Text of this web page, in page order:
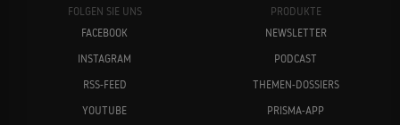
FOLGEN SIE UNS
FACEBOOK
INSTAGRAM
RSS-FEED
YOUTUBE
PRODUKTE
NEWSLETTER
PODCAST
THEMEN-DOSSIERS
PRISMA-APP